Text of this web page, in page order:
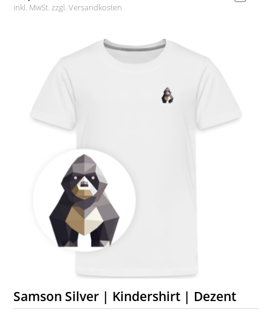
inkl. MwSt. zzgl.Versandkosten
Samson Silver | Kindershirt | Dezent